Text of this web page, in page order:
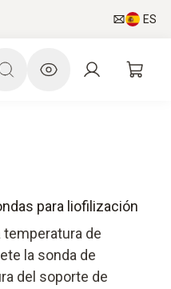
ES
para liofilización
temperatura de
la sonda de
del soporte de